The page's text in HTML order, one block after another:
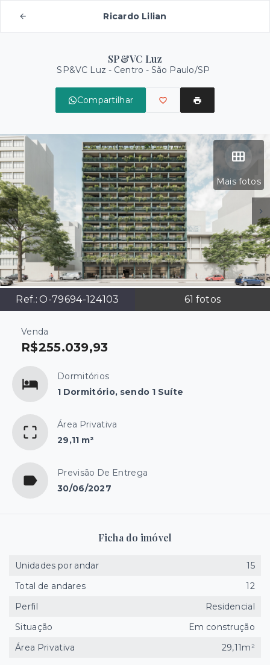
Ricardo Lilian
SP&VC Luz
SP&VC Luz - Centro - São Paulo/SP
Compartilhar
Mais fotos
Ref.:O-79694-124103 61 fotos
Venda
R$255.039,93
Dormitórios
1 Dormitório, sendo 1 Suíte
Área Privativa
29,11 m²
Previsão De Entrega
30/06/2027
Ficha do imóvel
Unidades por andar
15
Total de andares
12
Perfil
Residencial
Situação
Em construção
Área Privativa
29,11m²